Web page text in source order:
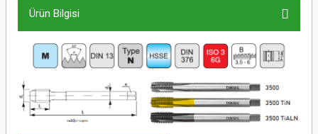
Ürün Bilgisi